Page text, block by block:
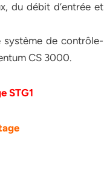
du débit d’entrée et
système de contrôle-
CS 3000.
STG1